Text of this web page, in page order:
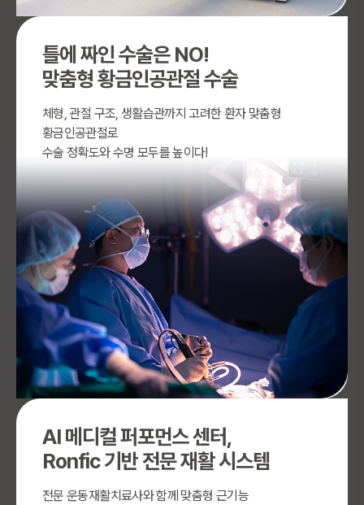
틀에 짜인 수술은 NO!
맞춤형 황금인공관절 수술
체형, 관절 구조, 생활습관까지 고려한 환자 맞춤형
황금인공관절로
수술 정확도와 수명 모두를 높이다!
AI 메디컬 퍼포먼스 센터,
Ronfic 기반 전문 재활 시스템
전문 운동재활치료사와 함께 맞춤형 근기능